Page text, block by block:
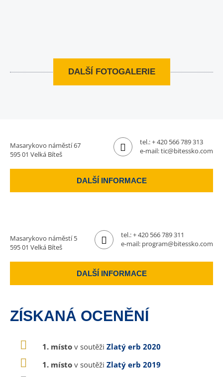
DALŠÍ FOTOGALERIE
Masarykovo náměstí 67
595 01 Velká Bíteš
tel.:+ 420 566 789 313
e-mail:tic@bitessko.com
DALŠÍ INFORMACE
Masarykovo náměstí 5
595 01 Velká Bíteš
tel.:+ 420 566 789 311
e-mail: program@bitessko.com
DALŠÍ INFORMACE
ZÍSKANÁ OCENĚNÍ
1. místo v soutěži Zlatý erb 2020
1. místo v soutěži Zlatý erb 2019